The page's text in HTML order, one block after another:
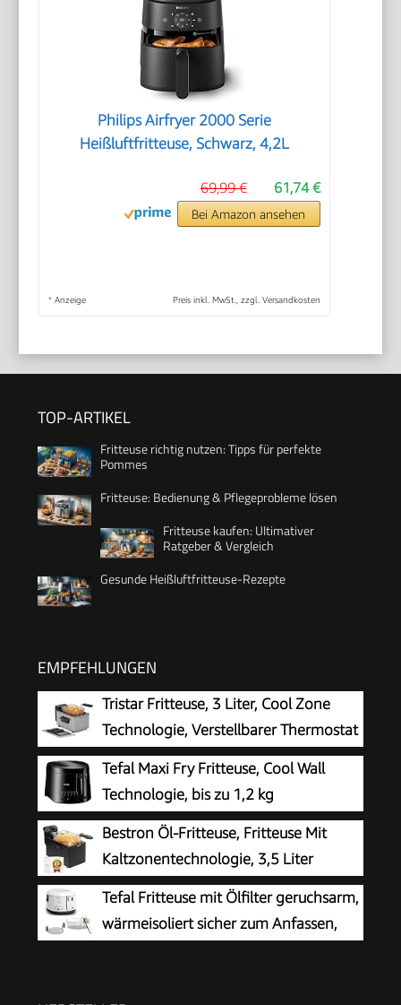
Philips Airfryer 2000 Serie
Heißluftfritteuse, Schwarz, 4,2L
61,74 €
69,99 €
Bei Amazon ansehen
* Anzeige Preis inkl. MwSt., zzgl. Versandkosten
TOP-ARTIKEL
Fritteuse richtig nutzen: Tipps für perfekte
Pommes
Fritteuse: Bedienung & Pflegeprobleme lösen
Fritteuse kaufen: Ultimativer
Ratgeber & Vergleich
Gesunde Heißluftfritteuse-Rezepte
EMPFEHLUNGEN
Tristar Fritteuse, 3 Liter, Cool Zone
Technologie, Verstellbarer Thermostat
bis 190°C, Spülmaschinenfeste Teile,
Sichtfenster, Kabelaufbewahrung,
Überhitzungsschutz, Kompaktes Design, FR-
9327
Tefal Maxi Fry Fritteuse, Cool Wall
Technologie, bis zu 1,2 kg
Fassungsvermögen, einklappbarer
Griff, kompakte Größe, regelbares Thermostat
von 150°C bis 190°C, schwarz, FF1078
Bestron Öl-Fritteuse, Fritteuse Mit
Kaltzonentechnologie, 3,5 Liter
Fassungsvermögen, Stufenloser
Temperaturregler Bis 190 °C, Teilweise
Spülmaschinengeeignet, 2000 Watt, Schwarz,
Tefal Fritteuse mit Ölfilter geruchsarm,
wärmeisoliert sicher zum Anfassen,
Pommes Nuggets Snacks, antihaftbeschichtet